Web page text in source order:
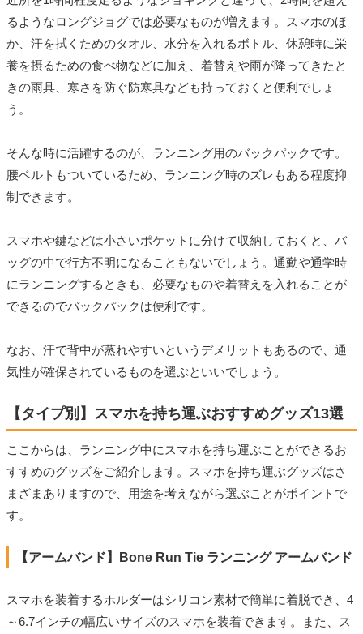
るようなロングジョグでは必要なものが増えます。スマホのほ
か、汗を拭くためのタオル、水分を入れるボトル、休憩時に栄
養を摂るための食べ物などに加え、着替えや雨が降ってきたと
きの雨具、寒さを防ぐ防寒具なども持っておくと便利でしょ
う。
そんな時に活躍するのが、ランニング用のバックパックです。
腰ベルトもついているため、ランニング時のズレもある程度抑
制できます。
スマホや鍵などは小さいポケットに分けて収納しておくと、バ
ッグの中で行方不明になることもないでしょう。通勤や通学時
にランニングするときも、必要なものや着替えを入れることが
できるのでバックパックは便利です。
なお、汗で背中が蒸れやすいというデメリットもあるので、通
気性が確保されているものを選ぶといいでしょう。
【タイプ別】スマホを持ち運ぶおすすめグッズ13選
ここからは、ランニング中にスマホを持ち運ぶことができるお
すすめのグッズをご紹介します。スマホを持ち運ぶグッズはさ
まざまありますので、用途を考えながら選ぶことがポイントで
す。
【アームバンド】Bone Run Tie ランニング アームバンド
スマホを装着するホルダーはシリコン素材で簡単に着脱でき、4
～6.7インチの幅広いサイズのスマホを装着できます。また、ス